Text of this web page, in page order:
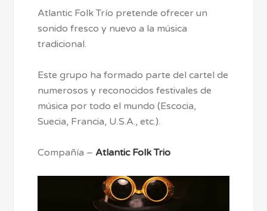
Atlantic Folk Trío pretende ofrecer un
sonido fresco y nuevo a la música
tradicional.
Este grupo ha formado parte del cartel de
numerosos y reconocidos festivales de
música por todo el mundo (Escocia,
Suecia, Francia, U.S.A., etc.).
Compañía – Atlantic Folk Trio